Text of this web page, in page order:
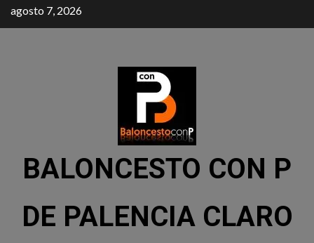
agosto 7, 2026
BALONCESTO CON P
DE PALENCIA CLARO